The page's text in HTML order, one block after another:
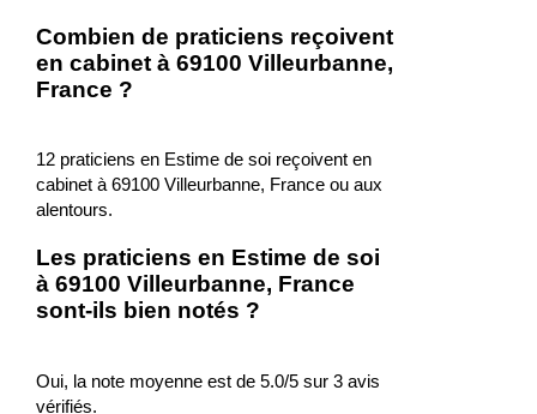
Combien de praticiens reçoivent
en cabinet à 69100 Villeurbanne,
France ?
12 praticiens en Estime de soi reçoivent en
cabinet à 69100 Villeurbanne, France ou aux
alentours.
Les praticiens en Estime de soi
à 69100 Villeurbanne, France
sont-ils bien notés ?
Oui, la note moyenne est de 5.0/5 sur 3 avis
vérifiés.